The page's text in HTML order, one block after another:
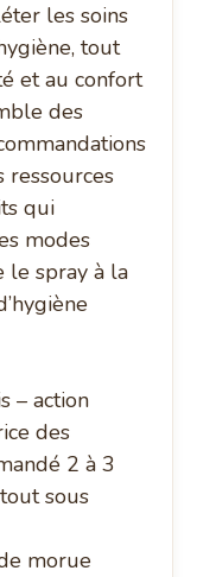
les soins
tout
et au confort
des
ressources
qui
modes
le spray à la
– action
des
2 à 3
sous
morue